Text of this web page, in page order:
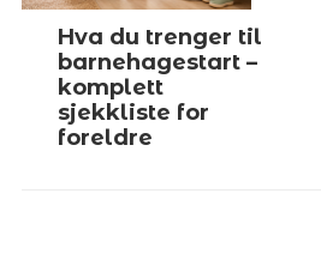
Hva du trenger til
barnehagestart –
komplett
sjekkliste for
foreldre